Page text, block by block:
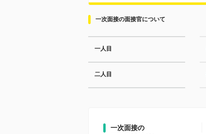
一次面接の面接官について
一人目
二人目
一次面接の